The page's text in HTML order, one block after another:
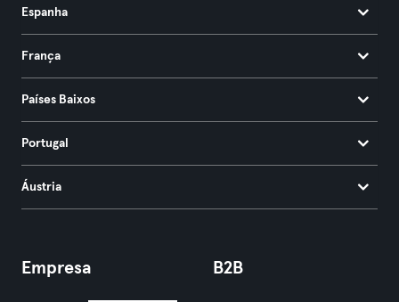
Espanha
França
Países Baixos
Portugal
Áustria
Empresa B2B